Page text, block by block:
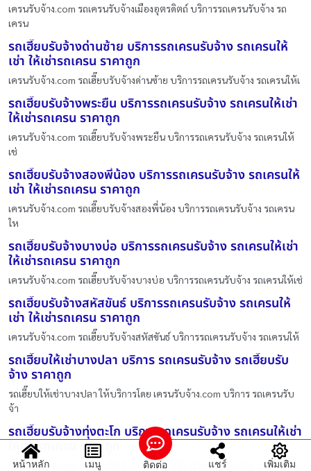
เครนรับจ้าง.com รถเครนรับจ้างเมืองอุตรดิตถ์ บริการรถเครนรับจ้าง รถ
เครน
รถเฮี๊ยบรับจ้างด่านซ้าย บริการรถเครนรับจ้าง รถเครนให้
เช่า ให้เช่ารถเครน ราคาถูก
เครนรับจ้าง.com รถเฮี๊ยบรับจ้างด่านซ้าย บริการรถเครนรับจ้าง รถเครนให้เ
รถเฮี๊ยบรับจ้างพระยืน บริการรถเครนรับจ้าง รถเครนให้เช่า
ให้เช่ารถเครน ราคาถูก
เครนรับจ้าง.com รถเฮี๊ยบรับจ้างพระยืน บริการรถเครนรับจ้าง รถเครนให้
เช่
รถเฮี๊ยบรับจ้างสองพี่น้อง บริการรถเครนรับจ้าง รถเครนให้
เช่า ให้เช่ารถเครน ราคาถูก
เครนรับจ้าง.com รถเฮี๊ยบรับจ้างสองพี่น้อง บริการรถเครนรับจ้าง รถเครน
ให
รถเฮี๊ยบรับจ้างบางบ่อ บริการรถเครนรับจ้าง รถเครนให้เช่า
ให้เช่ารถเครน ราคาถูก
เครนรับจ้าง.com รถเฮี๊ยบรับจ้างบางบ่อ บริการรถเครนรับจ้าง รถเครนให้เช่
รถเฮี๊ยบรับจ้างสหัสขันธ์ บริการรถเครนรับจ้าง รถเครนให้
เช่า ให้เช่ารถเครน ราคาถูก
เครนรับจ้าง.com รถเฮี๊ยบรับจ้างสหัสขันธ์ บริการรถเครนรับจ้าง รถเครนให้
รถเฮี๊ยบให้เช่าบางปลา บริการ รถเครนรับจ้าง รถเฮี๊ยบรับ
จ้าง ราคาถูก
รถเฮี๊ยบให้เช่าบางปลา ให้บริการโดย เครนรับจ้าง.com บริการ รถเครนรับ
จ้า
รถเฮี๊ยบรับจ้างทุ่งตะโก บริการรถเครนรับจ้าง รถเครนให้เช่า
ให้เช่ารถเครน ราคาถูก
เครนรับจ้าง.com รถเฮี๊ยบรับจ้างทุ่งตะโก บริการรถเครนรับจ้าง รถเครนให้เ
หน้าหลัก เมนู ติดต่อ แชร์ เพิ่มเติม